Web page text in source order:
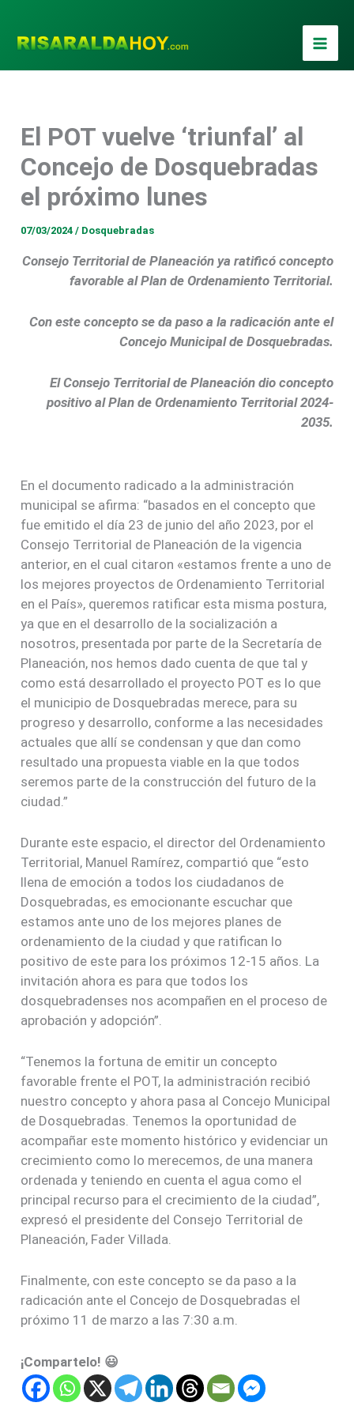
contenido
El POT vuelve ‘triunfal’ al
Concejo de Dosquebradas
el próximo lunes
07/03/2024/ Dosquebradas
Consejo Territorial de Planeación ya ratificó concepto
favorable al Plan de Ordenamiento Territorial.
Con este concepto se da paso a la radicación ante el
Concejo Municipal de Dosquebradas.
El Consejo Territorial de Planeación dio concepto
positivo al Plan de Ordenamiento Territorial 2024-
2035.
En el documento radicado a la administración
municipal se afirma: “basados en el concepto que
fue emitido el día 23 de junio del año 2023, por el
Consejo Territorial de Planeación de la vigencia
anterior, en el cual citaron «estamos frente a uno de
los mejores proyectos de Ordenamiento Territorial
en el País», queremos ratificar esta misma postura,
ya que en el desarrollo de la socialización a
nosotros, presentada por parte de la Secretaría de
Planeación, nos hemos dado cuenta de que tal y
como está desarrollado el proyecto POT es lo que
el municipio de Dosquebradas merece, para su
progreso y desarrollo, conforme a las necesidades
actuales que allí se condensan y que dan como
resultado una propuesta viable en la que todos
seremos parte de la construcción del futuro de la
ciudad.”
Durante este espacio, el director del Ordenamiento
Territorial, Manuel Ramírez, compartió que “esto
llena de emoción a todos los ciudadanos de
Dosquebradas, es emocionante escuchar que
estamos ante uno de los mejores planes de
ordenamiento de la ciudad y que ratifican lo
positivo de este para los próximos 12-15 años. La
invitación ahora es para que todos los
dosquebradenses nos acompañen en el proceso de
aprobación y adopción”.
“Tenemos la fortuna de emitir un concepto
favorable frente el POT, la administración recibió
nuestro concepto y ahora pasa al Concejo Municipal
de Dosquebradas. Tenemos la oportunidad de
acompañar este momento histórico y evidenciar un
crecimiento como lo merecemos, de una manera
ordenada y teniendo en cuenta el agua como el
principal recurso para el crecimiento de la ciudad”,
expresó el presidente del Consejo Territorial de
Planeación, Fader Villada.
Finalmente, con este concepto se da paso a la
radicación ante el Concejo de Dosquebradas el
próximo 11 de marzo a las 7:30 a.m.
¡Compartelo! 😃